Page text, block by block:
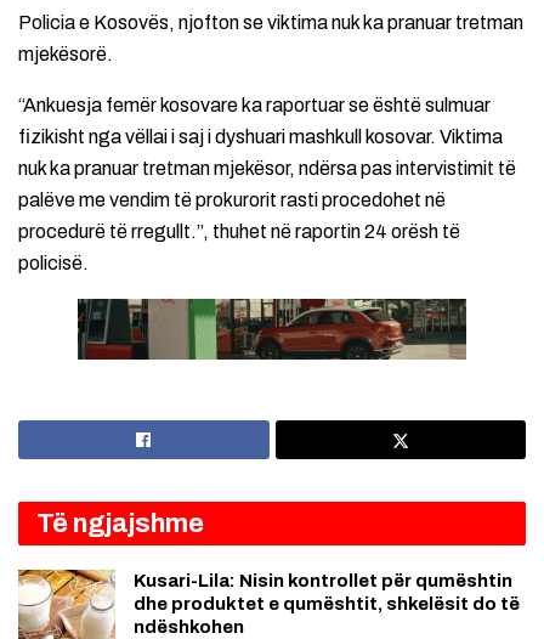
Policia e Kosovës, njofton se viktima nuk ka pranuar tretman
mjekësorë.
“Ankuesja femër kosovare ka raportuar se është sulmuar
fizikisht nga vëllai i saj i dyshuari mashkull kosovar. Viktima
nuk ka pranuar tretman mjekësor, ndërsa pas intervistimit të
palëve me vendim të prokurorit rasti procedohet në
procedurë të rregullt.”, thuhet në raportin 24 orësh të
policisë.
Të ngjajshme
Kusari-Lila: Nisin kontrollet për qumështin
dhe produktet e qumështit, shkelësit do të
ndëshkohen